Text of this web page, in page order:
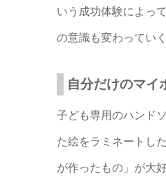
いう成功体験によっ
の意識も変わってい
自分だけのマイ
子ども専用のハンド
た絵をラミネートし
が作ったもの」が大